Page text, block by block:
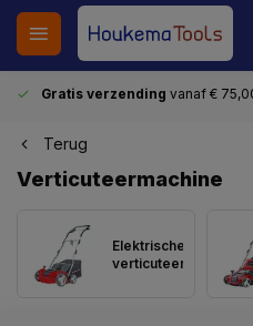
Gratis verzending vanaf €
Terug
Verticuteermachine
Elektrische
verticuteermachine